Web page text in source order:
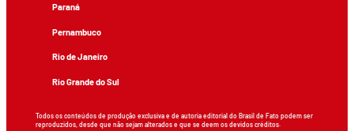
Paraná
Pernambuco
Rio de Janeiro
Rio Grande do Sul
Todos os conteúdos de produção exclusiva e de autoria editorial do Brasil de Fato podem ser
reproduzidos, desde que não sejam alterados e que se deem os devidos créditos.